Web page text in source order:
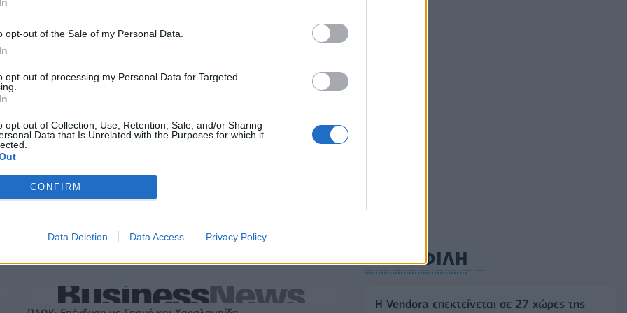
opt-out of the Sale of my Personal Data.
opt-out of processing my Personal Data for Targeted
opt-out of Collection, Use, Retention, Sale, and/or Sharing
Data that Is Unrelated with the Purposes for which it
CONFIRM
Data Deletion Data Access Privacy Policy
Ντουράντ: "Ο Γιάννης θα μπορούσε να 'ναι ο κορυφαίος όλων"!
(vid)
το 75% των
– Στρατηγική
Motor Oil
ΔΕΗ: Ισχυρή ανάπτυξη στο α΄ εξάμηνο
δισ. ευρώ
IAB Hellas: Νέα Διοικούσα Επιτροπή και νέο Διοικητικό Συμβούλιο
- Πρόεδρος ο Γαληνός Γιαγλής
75 εκατ. δολάρια στην
Το FIAT 500 Hybrid τώρα από 18.990
ΔΗΜΟΦΙΛΗ
Η Vendora επεκτείνεται σε 27 χώρες της